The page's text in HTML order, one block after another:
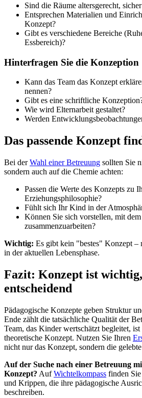
Sind die Räume altersgerecht,
Entsprechen Materialien und
Konzept?
Gibt es verschiedene Bereiche
Essbereich)?
Hinterfragen Sie die Konzeption
Kann das Team das Konzept
nennen?
Gibt es eine schriftliche
Wie wird Elternarbeit gestaltet?
Werden
Das passende Konzept
Bei derWahl einer Betreuung sollten Sie
sondern auch auf die Chemie achten:
Passen die Werte des Konzepts zu
Erziehungsphilosophie?
Fühlt sich Ihr Kind in der
Können Sie sich vorstellen, mit
zusammenzuarbeiten?
Wichtig: Es gibt kein "bestes" Konzept –
in der aktuellen Lebensphase.
Fazit: Konzept ist
entscheidend
Pädagogische Konzepte geben Struktur
Ende zählt die tatsächliche Qualität der
Team, das Kinder wertschätzt begleitet,
theoretische Konzept. Nutzen Sie Ihren
nicht nur das Konzept, sondern die
Auf der Suche nach einer Betreuung
Konzept? AufWichtelkompass finden Sie
und Krippen, die ihre pädagogische
beschreiben.